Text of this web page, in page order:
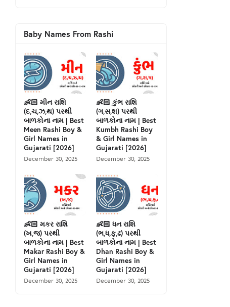
Baby Names From Rashi
👶🏻 મીન રાશિ
(દ,ચ,ઝ,થ) પરથી
બાળકોના નામ | Best
Meen Rashi Boy &
Girl Names in
Gujarati [2026]
December 30, 2025
👶🏻 કુંભ રાશિ
(ગ,સ,શ) પરથી
બાળકોના નામ | Best
Kumbh Rashi Boy
& Girl Names in
Gujarati [2026]
December 30, 2025
👶🏻 મકર રાશિ
(ખ,જ) પરથી
બાળકોના નામ | Best
Makar Rashi Boy &
Girl Names in
Gujarati [2026]
December 30, 2025
👶🏻 ધન રાશિ
(ભ,ધ,ફ,ઢ) પરથી
બાળકોના નામ | Best
Dhan Rashi Boy &
Girl Names in
Gujarati [2026]
December 30, 2025